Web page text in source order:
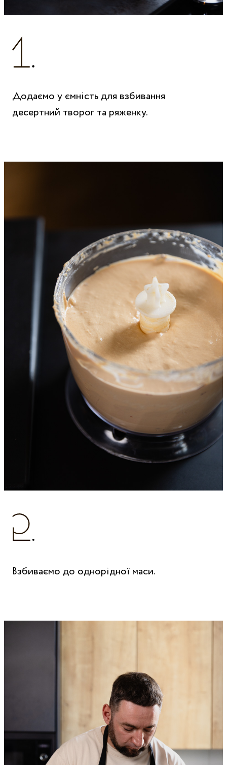
Додаємо у ємність для взбивання
десертний творог та ряженку.
Взбиваємо до однорідної маси.